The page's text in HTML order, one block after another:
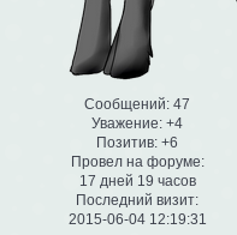
Сообщений: 47
Уважение: +4
Позитив: +6
Провел на форуме:
17 дней 19 часов
Последний визит:
2015-06-04 12:19:31